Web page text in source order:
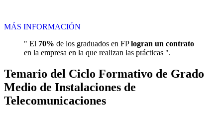
MÁS INFORMACIÓN
" El 70% de los graduados en FPlogran un contrato
en la empresa en la que realizan las prácticas ".
Temario del Ciclo Formativo de Grado
Medio de Instalaciones de
Telecomunicaciones